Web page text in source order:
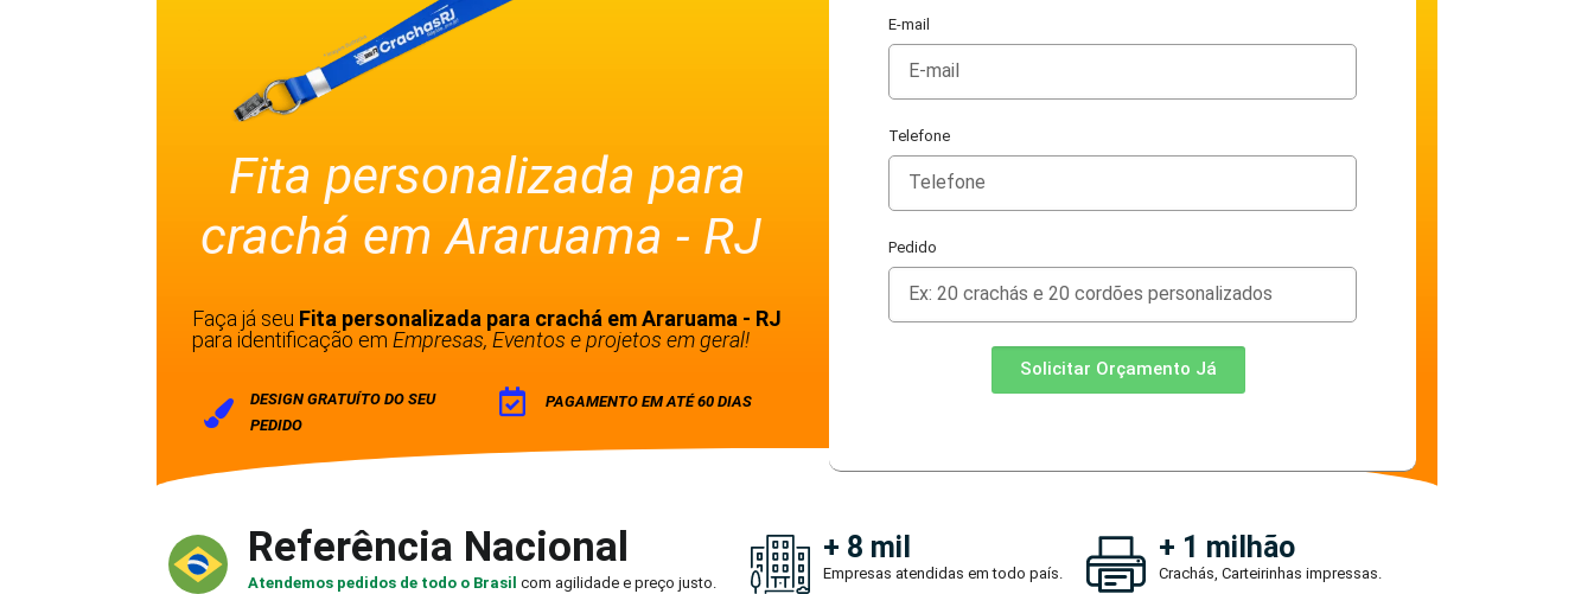
Fita personalizada para
crachá em Araruama - RJ
Faça já seu Fita personalizada para crachá em Araruama - RJ
para identificação emEmpresas, Eventos e projetos em geral!
DESIGN GRATUÍTO DO SEU
PEDIDO
PAGAMENTO EM ATÉ 60 DIAS
E-mail
Telefone
Pedido
Solicitar Orçamento Já
Referência Nacional
Atendemos pedidos de todo o Brasilcom agilidade e preço justo.
+ 8 mil
Empresas atendidas em todo país.
+ 1 milhão
Crachás, Carteirinhas impressas.